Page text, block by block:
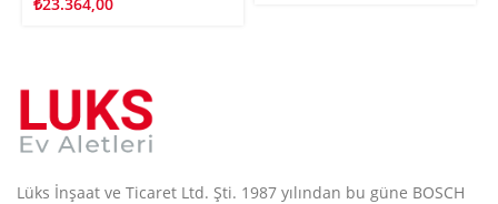
Lüks İnşaat ve Ticaret Ltd. Şti. 1987 yılından bu güne BOSCH